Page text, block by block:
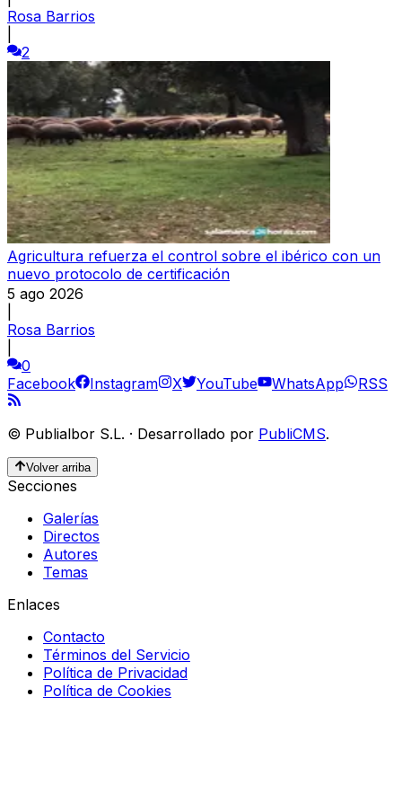
Rosa Barrios
2
Agricultura refuerza el control sobre el ibérico con un
nuevo protocolo de certificación
5 ago 2026
Rosa Barrios
0
Facebook
Instagram X YouTube WhatsApp RSS
© Publialbor S.L. · Desarrollado por PubliCMS.
Volver arriba
Secciones
Galerías
Directos
Autores
Temas
Enlaces
Contacto
Términos del Servicio
Política de Privacidad
Política de Cookies